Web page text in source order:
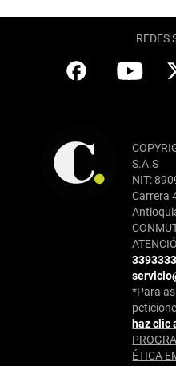
REDES
S.A.S
NIT:
Carrera
3393333
*Para
haz clic
ÉTICA